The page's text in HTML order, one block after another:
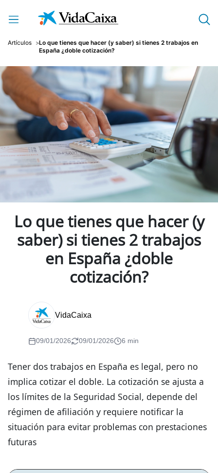
Saltar al contenido principal
Artículos
Lo que tienes que hacer (y saber) si tienes 2 trabajos en
España ¿doble cotización?
Lo que tienes que hacer (y
saber) si tienes 2 trabajos
en España ¿doble
cotización?
VidaCaixa
09/01/2026 09/01/2026 6 min
Tener dos trabajos en España es legal, pero no
implica cotizar el doble. La cotización se ajusta a
los límites de la Seguridad Social, depende del
régimen de afiliación y requiere notificar la
situación para evitar problemas con prestaciones
futuras